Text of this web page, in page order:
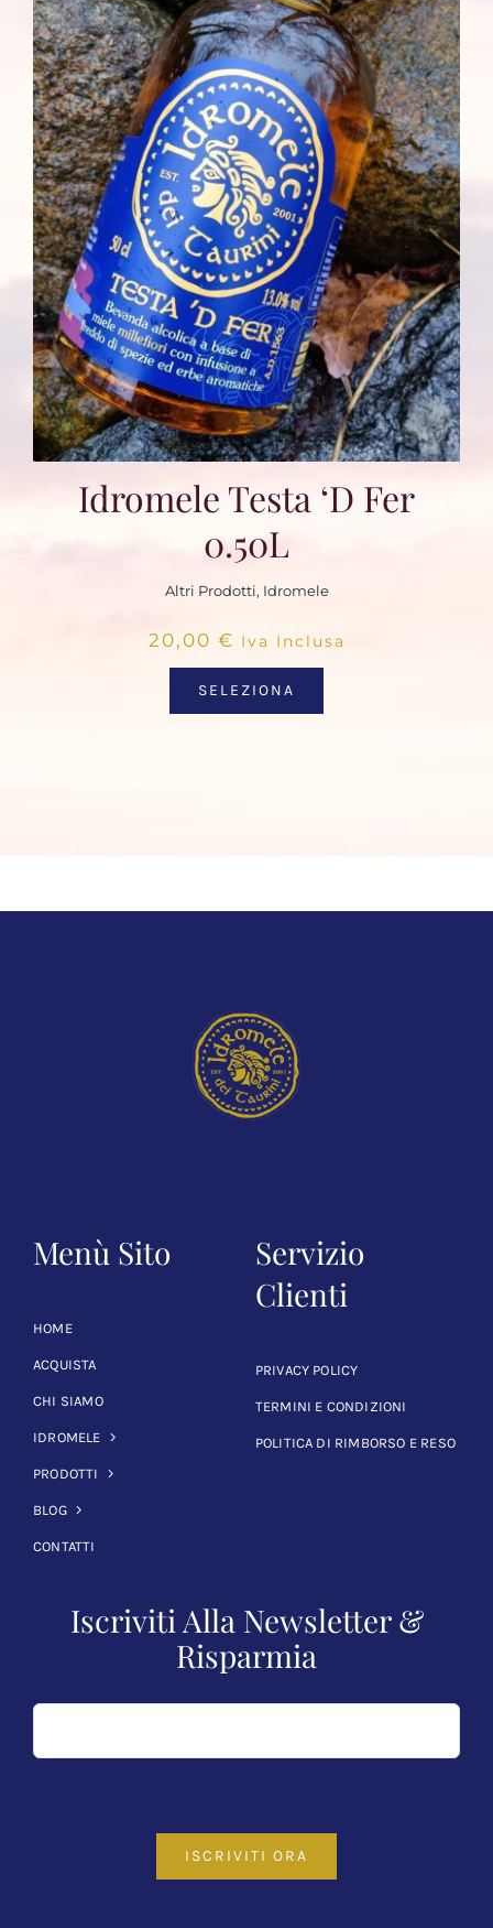
Idromele Testa ‘d Fer
0.50L
Altri Prodotti, Idromele
20,00 € Iva Inclusa
SELEZIONA
Menù Sito
HOME
ACQUISTA
CHI SIAMO
IDROMELE
PRODOTTI
BLOG
CONTATTI
Servizio
Clienti
PRIVACY POLICY
TERMINI E CONDIZIONI
POLITICA DI RIMBORSO E RESO
Iscriviti Alla Newsletter &
Risparmia
ISCRIVITI ORA